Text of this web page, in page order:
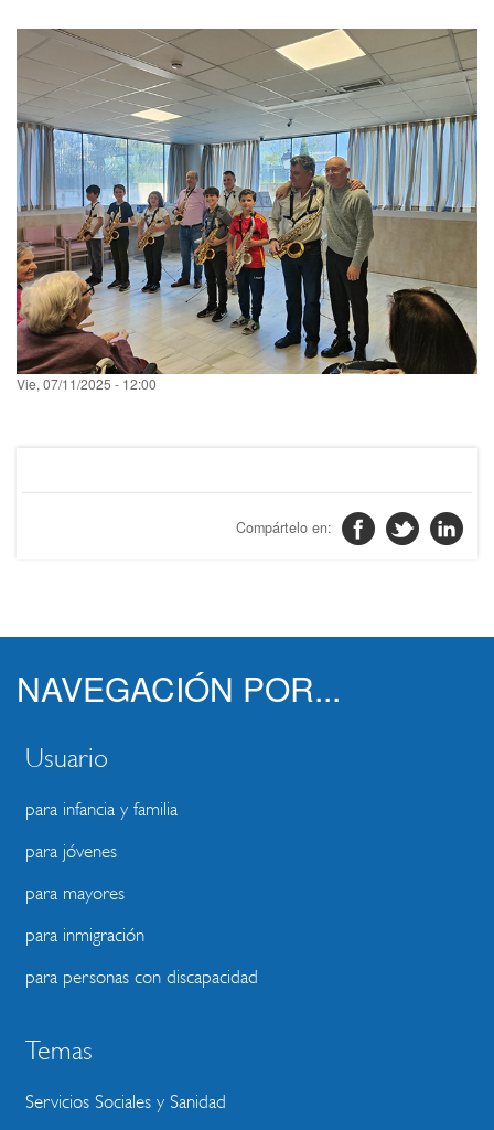
fecha
Vie, 07/11/2025 - 12:00
NAVEGACIÓN POR...
Usuario
para infancia y familia
para jóvenes
para mayores
para inmigración
para personas con discapacidad
Temas
Servicios Sociales y Sanidad